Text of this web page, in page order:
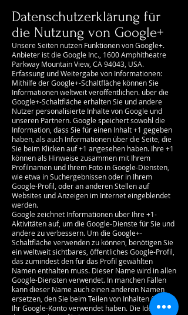
Datenschutzerklärung für
die Nutzung von Google+
Unsere Seiten nutzen Funktionen von Google+.
Anbieter ist die Google Inc., 1600 Amphitheatre
Parkway Mountain View, CA 94043, USA.
Erfassung und Weitergabe von Informationen:
Mithilfe der Google+-Schaltfläche können Sie
Informationen weltweit veröffentlichen. über die
Google+-Schaltfläche erhalten Sie und andere
Nutzer personalisierte Inhalte von Google und
unseren Partnern. Google speichert sowohl die
Information, dass Sie für einen Inhalt +1 gegeben
haben, als auch Informationen über die Seite, die
Sie beim Klicken auf +1 angesehen haben. Ihre +1
können als Hinweise zusammen mit Ihrem
Profilnamen und Ihrem Foto in Google-Diensten,
wie etwa in Suchergebnissen oder in Ihrem
Google-Profil, oder an anderen Stellen auf
Websites und Anzeigen im Internet eingeblendet
werden.
Google zeichnet Informationen über Ihre +1-
Aktivitäten auf, um die Google-Dienste für Sie und
andere zu verbessern. Um die Google+-
Schaltfläche verwenden zu können, benötigen Sie
ein weltweit sichtbares, öffentliches Google-Profil,
das zumindest den für das Profil gewählten
Namen enthalten muss. Dieser Name wird in allen
Google-Diensten verwendet. In manchen Fällen
kann dieser Name auch einen anderen Namen
ersetzen, den Sie beim Teilen von Inhalten über
Ihr Google-Konto verwendet haben. Die Identität